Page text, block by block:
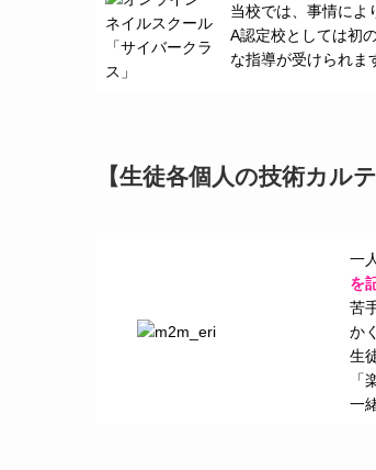
当校では、事情によ
A認定校としては初
な指導が受けられま
【生徒各個人の技術カルテ
一
を
苦
か
生
「
一